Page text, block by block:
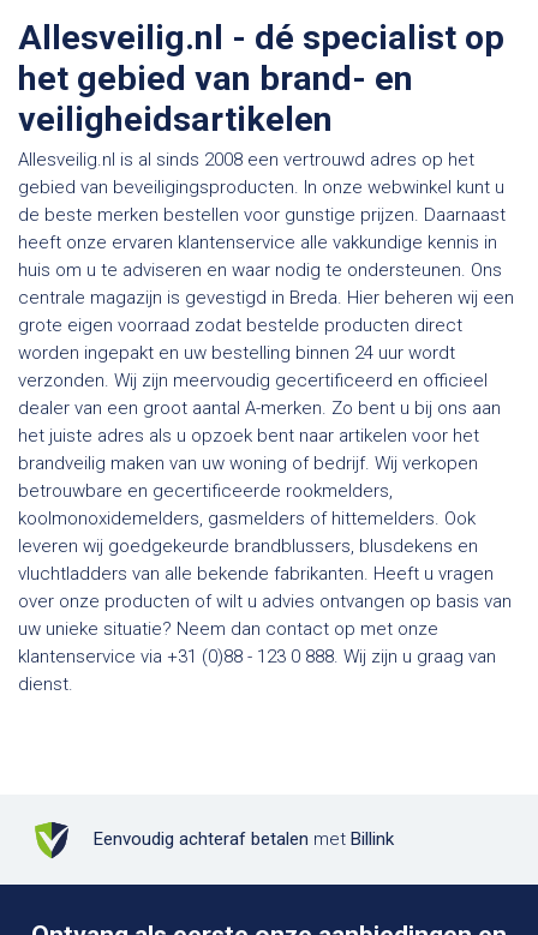
Allesveilig.nl - dé specialist op
het gebied van brand- en
veiligheidsartikelen
Allesveilig.nl is al sinds 2008 een vertrouwd adres op het
gebied van beveiligingsproducten. In onze webwinkel kunt u
de beste merken bestellen voor gunstige prijzen. Daarnaast
heeft onze ervaren klantenservice alle vakkundige kennis in
huis om u te adviseren en waar nodig te ondersteunen. Ons
centrale magazijn is gevestigd in Breda. Hier beheren wij een
grote eigen voorraad zodat bestelde producten direct
worden ingepakt en uw bestelling binnen 24 uur wordt
verzonden. Wij zijn meervoudig gecertificeerd en officieel
dealer van een groot aantal A-merken. Zo bent u bij ons aan
het juiste adres als u opzoek bent naar artikelen voor het
brandveilig maken van uw woning of bedrijf. Wij verkopen
betrouwbare en gecertificeerde rookmelders,
koolmonoxidemelders, gasmelders of hittemelders. Ook
leveren wij goedgekeurde brandblussers, blusdekens en
vluchtladders van alle bekende fabrikanten. Heeft u vragen
over onze producten of wilt u advies ontvangen op basis van
uw unieke situatie? Neem dan contact op met onze
klantenservice via +31 (0)88 - 123 0 888. Wij zijn u graag van
dienst.
Eenvoudig achteraf betalen met Billink